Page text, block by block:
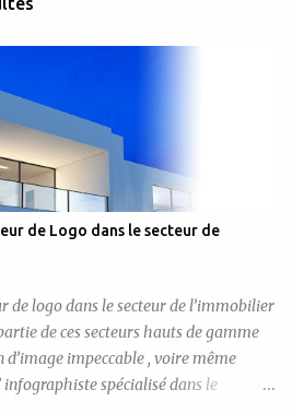
de Logo dans le secteur de
de logo dans le secteur de l’immobilier
de ces secteurs hauts de gamme
impeccable , voire même
spécialisé dans le